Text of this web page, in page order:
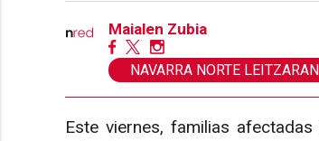
Maialen Zubia
NAVARRA NORTE LEITZARAN
Este viernes, familias